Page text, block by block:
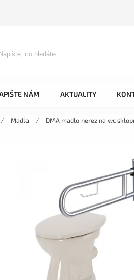
NÁM AKTUALITY
/ Madla / DMA madlo nerez na wc